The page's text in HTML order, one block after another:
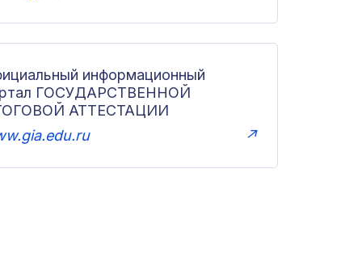
информационный
ГОСУДАРСТВЕННОЙ
АТТЕСТАЦИИ
↗